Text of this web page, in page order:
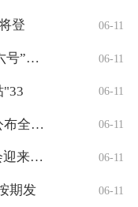
登 06-11
《德军总部》开发商正打造“彩虹六号”风格 06-11
"33 06-11
《上古卷轴OL》迎来重大变革：公布全新「 06-11
《方舟：生存飞升》翻过这座山,会迎来真正 06-11
期发 06-11